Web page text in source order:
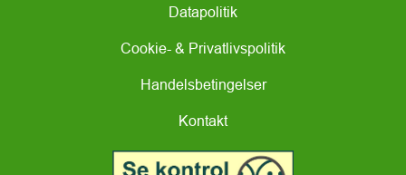
Datapolitik
Cookie- & Privatlivspolitik
Handelsbetingelser
Kontakt